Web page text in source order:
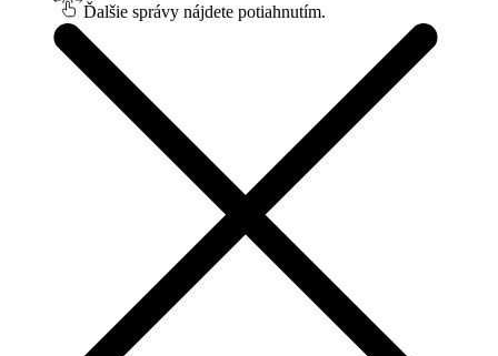
Ďalšie správy nájdete potiahnutím.